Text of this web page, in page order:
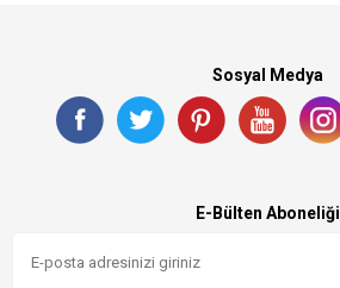
Sosyal Medya
E-Bülten Aboneliği